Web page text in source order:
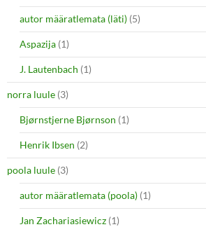
autor määratlemata (läti) (5)
Aspazija (1)
J. Lautenbach (1)
norra luule (3)
Bjørnstjerne Bjørnson (1)
Henrik Ibsen (2)
poola luule (3)
autor määratlemata (poola) (1)
Jan Zachariasiewicz (1)